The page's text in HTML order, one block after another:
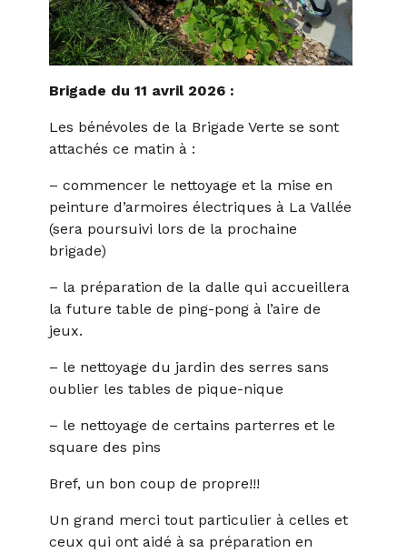
Brigade du 11 avril 2026 :
Les bénévoles de la Brigade Verte se sont
attachés ce matin à :
– commencer le nettoyage et la mise en
peinture d’armoires électriques à La Vallée
(sera poursuivi lors de la prochaine
brigade)
– la préparation de la dalle qui accueillera
la future table de ping-pong à l’aire de
jeux.
– le nettoyage du jardin des serres sans
oublier les tables de pique-nique
– le nettoyage de certains parterres et le
square des pins
Bref, un bon coup de propre!!!
Un grand merci tout particulier à celles et
ceux qui ont aidé à sa préparation en